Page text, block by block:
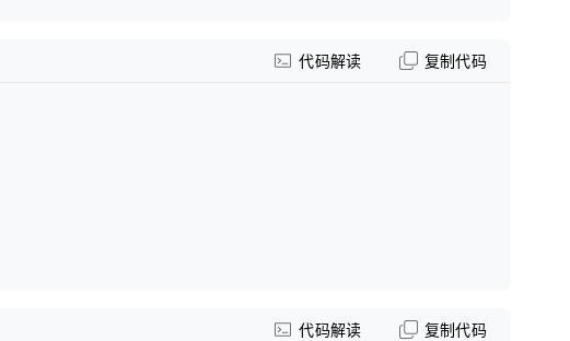
代码解读 复制代码
代码解读 复制代码